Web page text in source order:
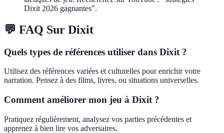
Dixit 2026 gagnantes".
💬 FAQ Sur Dixit
Quels types de références utiliser dans Dixit ?
Utilisez des références variées et culturelles pour enrichir votre
narration. Pensez à des films, livres, ou situations universelles.
Comment améliorer mon jeu à Dixit ?
Pratiquez régulièrement, analysez vos parties précédentes et
apprenez à bien lire vos adversaires.